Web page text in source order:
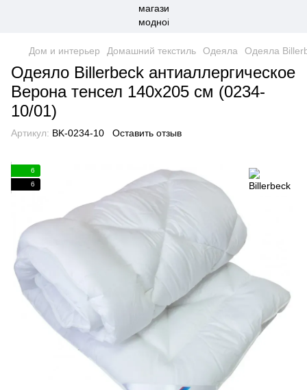
Дом и интерьер Домашний текстиль Одеяла Одеяла
Одеяло Billerbeck антиаллергическое
Верона тенсел 140x205 см (0234-
10/01)
Артикул: BK-0234-10 Оставить отзыв
6
6